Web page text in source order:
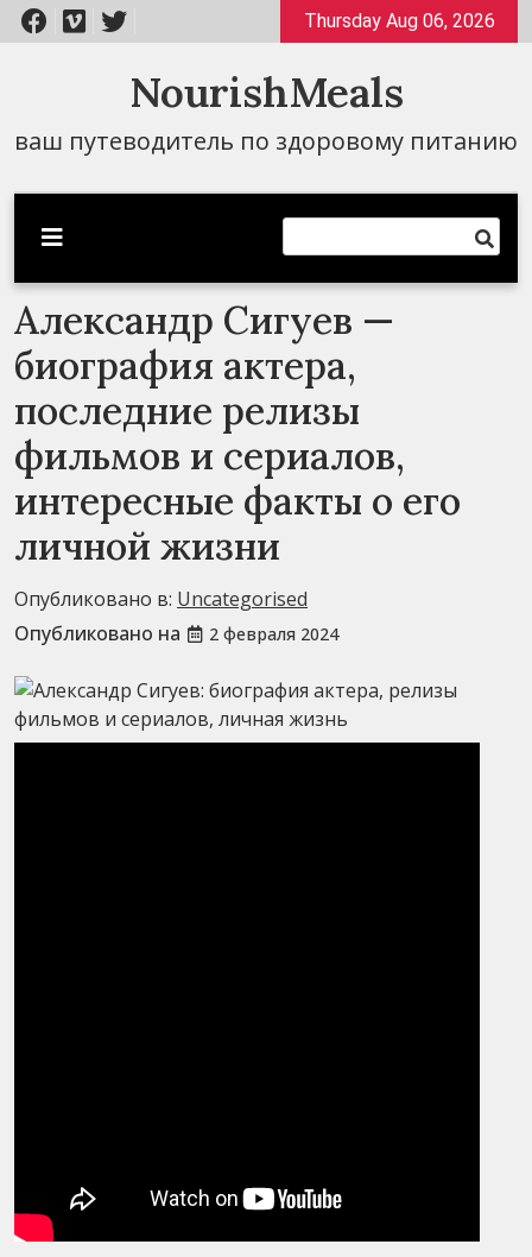
Перейти
к
Thursday Aug 06, 2026
NourishMeals
ваш путеводитель по здоровому питанию
Александр Сигуев —
биография актера,
последние релизы
фильмов и сериалов,
интересные факты о его
личной жизни
Опубликовано в: Uncategorised
Опубликовано на
2 февраля 2024